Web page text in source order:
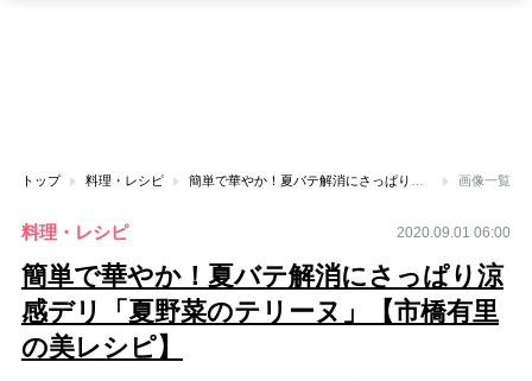
トップ 料理・レシピ 画像一覧
料理・レシピ 2020.09.01 06:00
簡単で華やか！夏バテ解消にさっぱり涼
感デリ「夏野菜のテリーヌ」【市橋有里
の美レシピ】